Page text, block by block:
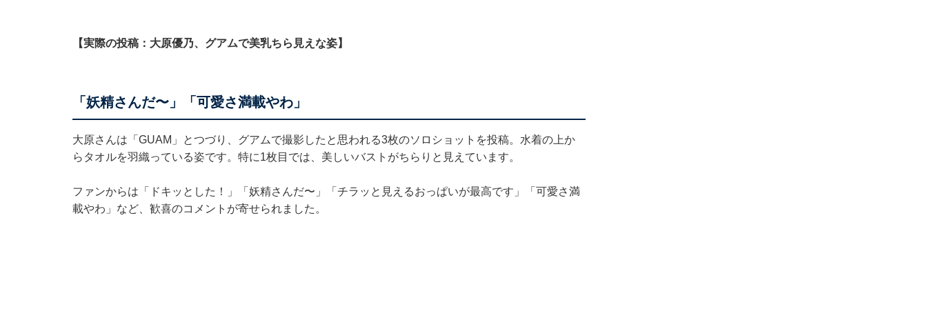
【実際の投稿：大原優乃、グアムで美乳ちら見えな姿】
「妖精さんだ〜」「可愛さ満載やわ」
大原さんは「GUAM」とつづり、グアムで撮影したと思われる3枚のソロショットを投稿。水着の上か
らタオルを羽織っている姿です。特に1枚目では、美しいバストがちらりと見えています。
ファンからは「ドキッとした！」「妖精さんだ〜」「チラッと見えるおっぱいが最高です」「可愛さ満
載やわ」など、歓喜のコメントが寄せられました。